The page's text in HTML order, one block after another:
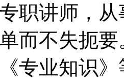
职讲师，
而不失扼要
《专业知识